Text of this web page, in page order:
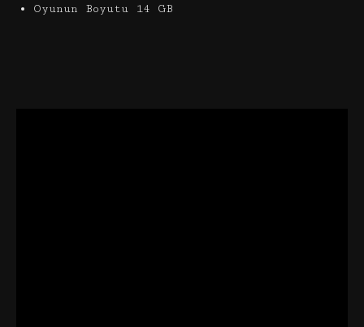
Oyunun Boyutu 14 GB